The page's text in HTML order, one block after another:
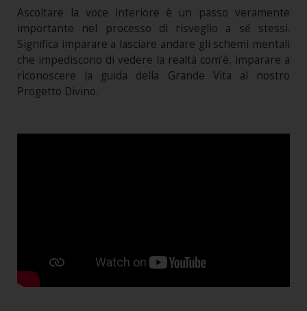
Ascoltare la voce interiore è un passo veramente
importante nel processo di risveglio a sé stessi.
Significa imparare a lasciare andare gli schemi mentali
che impediscono di vedere la realtà com’è, imparare a
riconoscere la guida della Grande Vita al nostro
Progetto Divino.